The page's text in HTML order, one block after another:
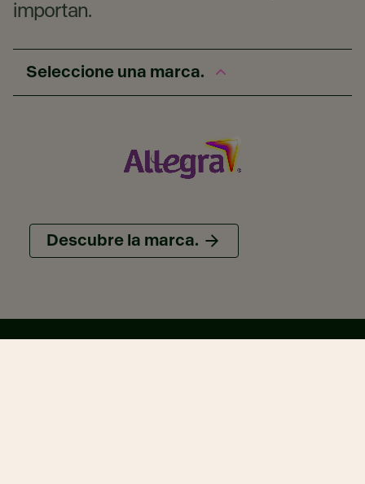
importan.
Descubre la marca.
Seleccione una marca.